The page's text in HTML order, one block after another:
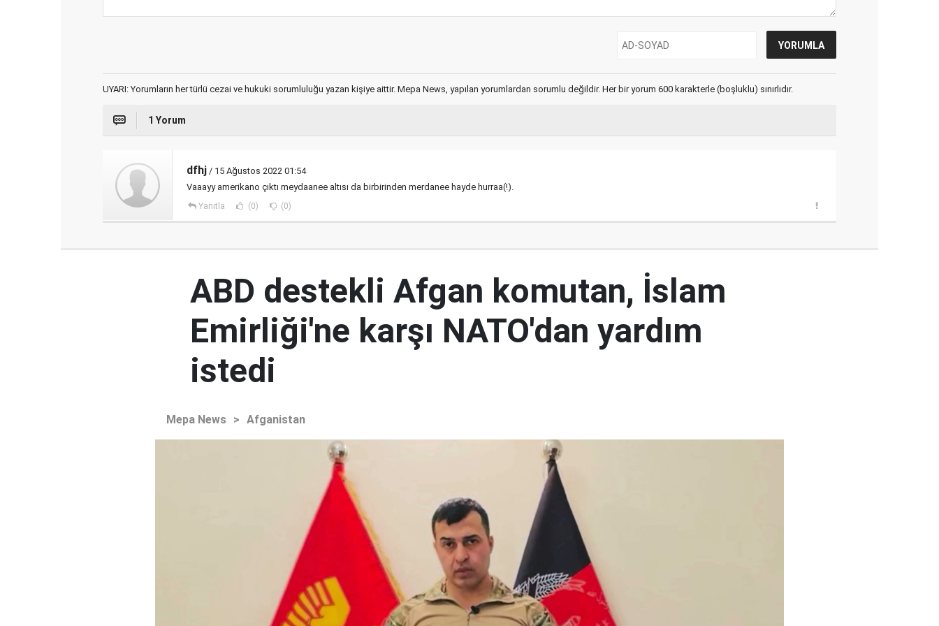
UYARI: Yorumların her türlü cezai ve hukuki sorumluluğu yazan kişiye aittir. Mepa News, yapılan yorumlardan sorumlu değildir. Her bir yorum 600 karakterle (boşluklu) sınırlıdır.
1 Yorum
dfhj / 15 Ağustos 2022 01:54
Vaaayy amerikano çıktı meydaanee altısı da birbirinden merdanee hayde hurraa(!).
Yanıtla (0) (0)
ABD destekli Afgan komutan, İslam
Emirliği'ne karşı NATO'dan yardım
istedi
Mepa News > Afganistan